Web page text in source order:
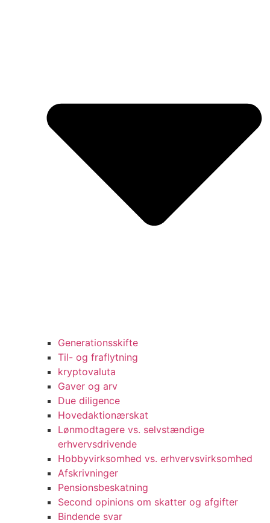
Generationsskifte
Til- og fraflytning
kryptovaluta
Gaver og arv
Due diligence
Hovedaktionærskat
Lønmodtagere vs. selvstændige
erhvervsdrivende
Hobbyvirksomhed vs. erhvervsvirksomhed
Afskrivninger
Pensionsbeskatning
Second opinions om skatter og afgifter
Bindende svar